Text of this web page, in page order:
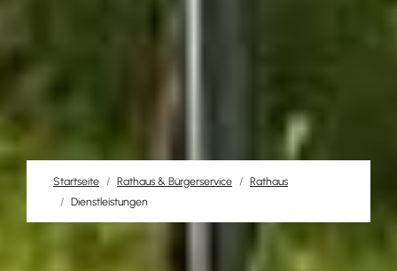
Startseite Rathaus & Bürgerservice
Rathaus
Dienstleistungen